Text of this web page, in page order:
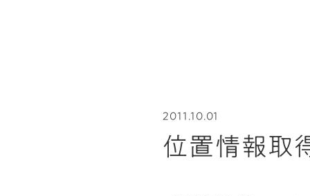
2011.10.01
位置情報取